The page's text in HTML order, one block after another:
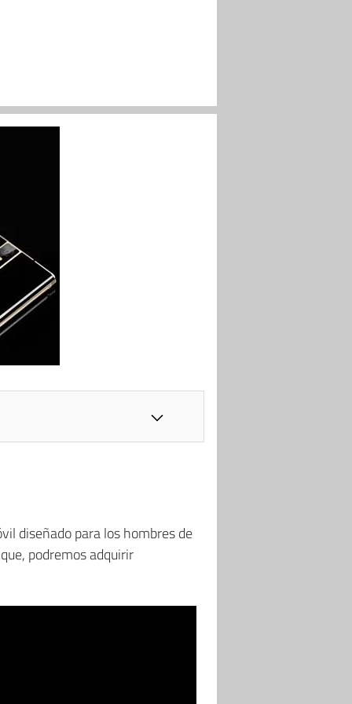
diseñado para los hombres de
podremos adquirir